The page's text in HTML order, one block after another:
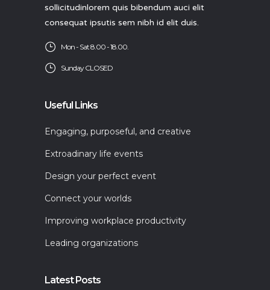
sollicitudinlorem quis bibendum auci elit
consequat ipsutis sem nibh id elit duis.
Mon - Sat 8.00 - 18.00.
Sunday CLOSED
Useful Links
Engaging, purposeful, and creative
Extroadinary life events
Design your perfect event
Connect your worlds
Improving workplace productivity
Leading organizations
Latest Posts